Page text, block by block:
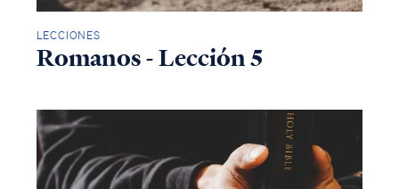
LECCIONES
Romanos - Lección 5